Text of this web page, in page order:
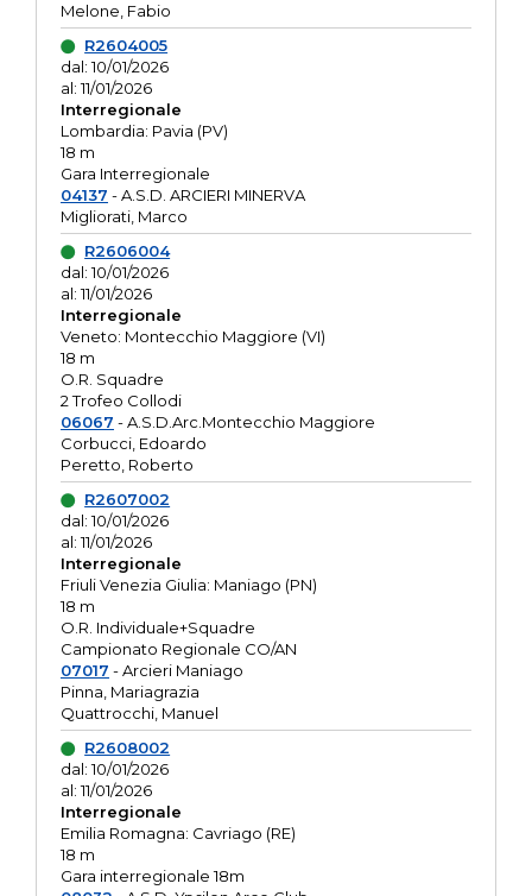
Melone, Fabio
R2604005
dal: 10/01/2026
al: 11/01/2026
Interregionale
Lombardia: Pavia (PV)
18 m
Gara Interregionale
04137 - A.S.D. ARCIERI MINERVA
Migliorati, Marco
R2606004
dal: 10/01/2026
al: 11/01/2026
Interregionale
Veneto: Montecchio Maggiore (VI)
18 m
O.R. Squadre
2 Trofeo Collodi
06067 - A.S.D.Arc.Montecchio Maggiore
Corbucci, Edoardo
Peretto, Roberto
R2607002
dal: 10/01/2026
al: 11/01/2026
Interregionale
Friuli Venezia Giulia: Maniago (PN)
18 m
O.R. Individuale+Squadre
Campionato Regionale CO/AN
07017 - Arcieri Maniago
Pinna, Mariagrazia
Quattrocchi, Manuel
R2608002
dal: 10/01/2026
al: 11/01/2026
Interregionale
Emilia Romagna: Cavriago (RE)
18 m
Gara interregionale 18m